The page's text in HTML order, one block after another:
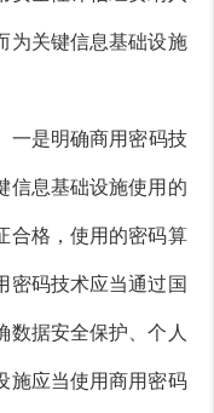
为关键信息基础设施
一是明确商用密码技
信息基础设施使用的
合格，使用的密码算
密码技术应当通过国
数据安全保护、个人
施应当使用商用密码